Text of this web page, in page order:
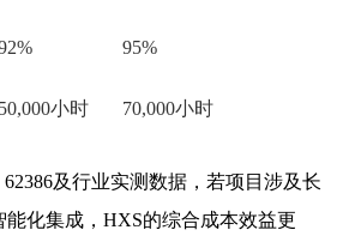
95%
50,000小时 70,000小时
及行业实测数据，若项目涉及长
能化集成，HXS的综合成本效益更